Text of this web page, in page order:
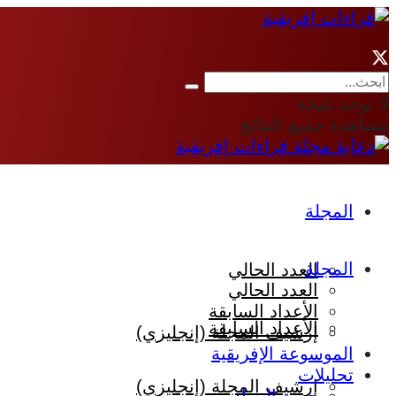
لا توجد نتيجة
مشاهدة جميع النتائج
المجلة
العدد الحالي
الأعداد السابقة
إرشيف المجلة (إنجليزي)
المجلة
العدد الحالي
الأعداد السابقة
إرشيف المجلة (إنجليزي)
الموسوعة الإفريقية
تحليلات